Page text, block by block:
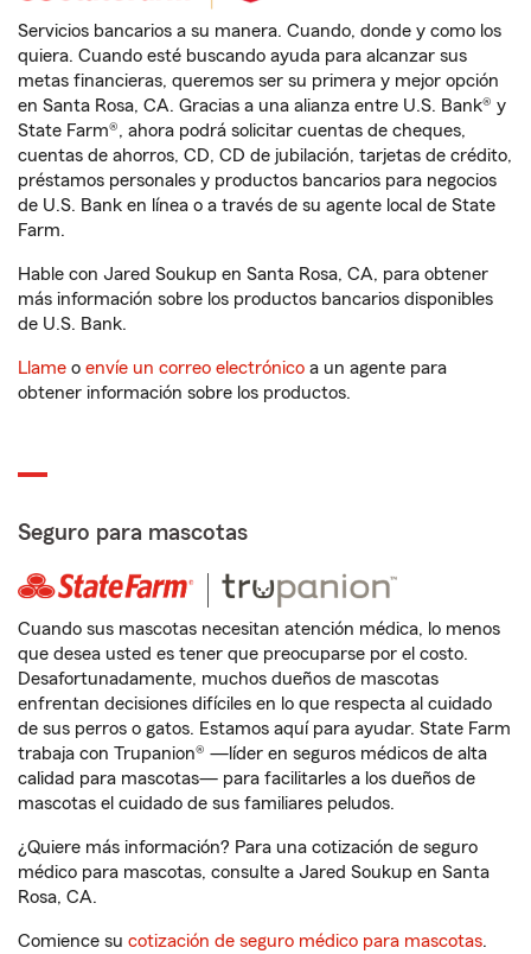
Servicios bancarios a su manera. Cuando, donde y como los
quiera. Cuando esté buscando ayuda para alcanzar sus
metas financieras, queremos ser su primera y mejor opción
en Santa Rosa, CA. Gracias a una alianza entre U.S. Bank® y
State Farm®, ahora podrá solicitar cuentas de cheques,
cuentas de ahorros, CD, CD de jubilación, tarjetas de crédito,
préstamos personales y productos bancarios para negocios
de U.S. Bank en línea o a través de su agente local de State
Farm.
Hable con Jared Soukup en Santa Rosa, CA, para obtener
más información sobre los productos bancarios disponibles
de U.S. Bank.
Llame o envíe un correo electrónico a un agente para
obtener información sobre los productos.
Seguro para mascotas
Cuando sus mascotas necesitan atención médica, lo menos
que desea usted es tener que preocuparse por el costo.
Desafortunadamente, muchos dueños de mascotas
enfrentan decisiones difíciles en lo que respecta al cuidado
de sus perros o gatos. Estamos aquí para ayudar. State Farm
trabaja con Trupanion® —líder en seguros médicos de alta
calidad para mascotas— para facilitarles a los dueños de
mascotas el cuidado de sus familiares peludos.
¿Quiere más información? Para una cotización de seguro
médico para mascotas, consulte a Jared Soukup en Santa
Rosa, CA.
Comience su cotización de seguro médico para mascotas.